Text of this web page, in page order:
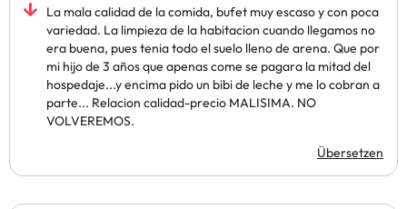
La mala calidad de la comida, bufet muy escaso y con poca
variedad. La limpieza de la habitacion cuando llegamos no
era buena, pues tenia todo el suelo lleno de arena. Que por
mi hijo de 3 años que apenas come se pagara la mitad del
hospedaje...y encima pido un bibi de leche y me lo cobran a
parte... Relacion calidad-precio MALISIMA. NO
VOLVEREMOS.
Übersetzen